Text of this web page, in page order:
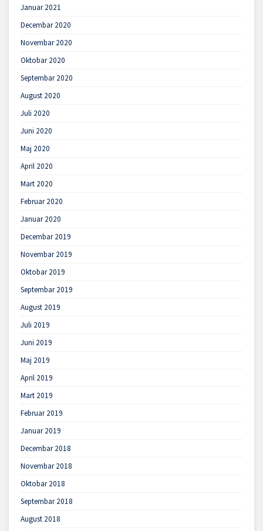
Januar 2021
Decembar 2020
Novembar 2020
Oktobar 2020
Septembar 2020
August 2020
Juli 2020
Juni 2020
Maj 2020
April 2020
Mart 2020
Februar 2020
Januar 2020
Decembar 2019
Novembar 2019
Oktobar 2019
Septembar 2019
August 2019
Juli 2019
Juni 2019
Maj 2019
April 2019
Mart 2019
Februar 2019
Januar 2019
Decembar 2018
Novembar 2018
Oktobar 2018
Septembar 2018
August 2018